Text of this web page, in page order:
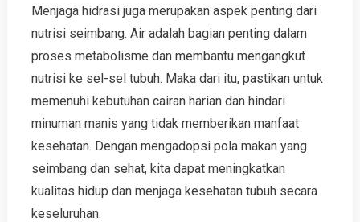
Menjaga hidrasi juga merupakan aspek penting dari
nutrisi seimbang. Air adalah bagian penting dalam
proses metabolisme dan membantu mengangkut
nutrisi ke sel-sel tubuh. Maka dari itu, pastikan untuk
memenuhi kebutuhan cairan harian dan hindari
minuman manis yang tidak memberikan manfaat
kesehatan. Dengan mengadopsi pola makan yang
seimbang dan sehat, kita dapat meningkatkan
kualitas hidup dan menjaga kesehatan tubuh secara
keseluruhan.